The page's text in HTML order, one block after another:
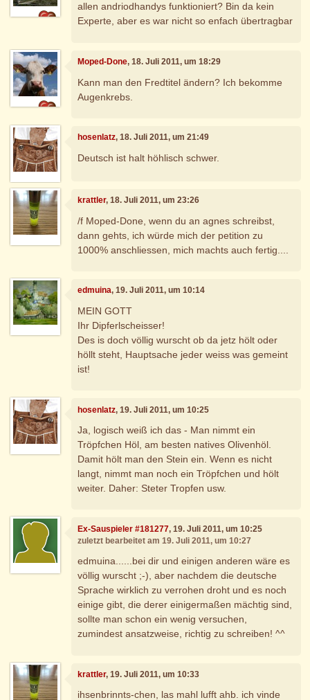
allen andriodhandys funktioniert? Bin da kein
Experte, aber es war nicht so enfach übertragbar
Moped-Done, 18. Juli 2011, um 18:29
Kann man den Fredtitel ändern? Ich bekomme
Augenkrebs.
hosenlatz, 18. Juli 2011, um 21:49
Deutsch ist halt höhlisch schwer.
krattler, 18. Juli 2011, um 23:26
/f Moped-Done, wenn du an agnes schreibst,
dann gehts, ich würde mich der petition zu
1000% anschliessen, mich machts auch fertig....
edmuina, 19. Juli 2011, um 10:14
MEIN GOTT
Ihr Dipferlscheisser!
Des is doch völlig wurscht ob da jetz hölt oder
höllt steht, Hauptsache jeder weiss was gemeint
ist!
hosenlatz, 19. Juli 2011, um 10:25
Ja, logisch weiß ich das - Man nimmt ein
Tröpfchen Höl, am besten natives Olivenhöl.
Damit hölt man den Stein ein. Wenn es nicht
langt, nimmt man noch ein Tröpfchen und hölt
weiter. Daher: Steter Tropfen usw.
Ex-Sauspieler #181277, 19. Juli 2011, um 10:25
zuletzt bearbeitet am 19. Juli 2011, um 10:27
edmuina......bei dir und einigen anderen wäre es
völlig wurscht ;-), aber nachdem die deutsche
Sprache wirklich zu verrohen droht und es noch
einige gibt, die derer einigermaßen mächtig sind,
sollte man schon ein wenig versuchen,
zumindest ansatzweise, richtig zu schreiben! ^^
krattler, 19. Juli 2011, um 10:33
ihsenbrinnts-chen, las mahl lufft ahb. ich vinde